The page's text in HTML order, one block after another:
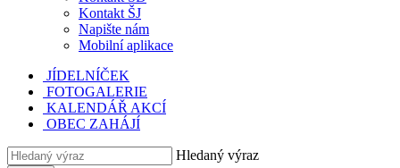
Kontakt ŠJ
Napište nám
Mobilní aplikace
JÍDELNÍČEK
FOTOGALERIE
KALENDÁŘ AKCÍ
OBEC ZAHÁJÍ
Hledaný výraz